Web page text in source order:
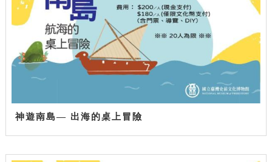
神遊南島— 出海的桌上冒險